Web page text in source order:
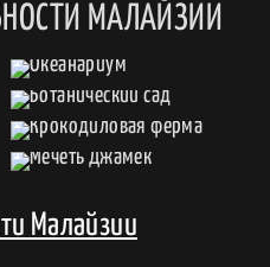
МАЛАЙЗИИ
Малайзии